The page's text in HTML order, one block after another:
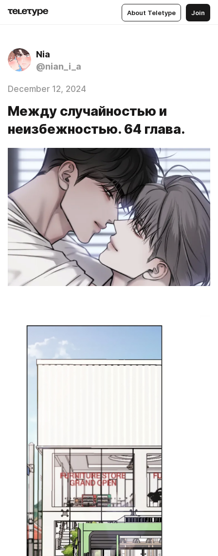
About Teletype Join
Nia
@nian_i_a
December 12, 2024
Между случайностью и
неизбежностью. 64 глава.